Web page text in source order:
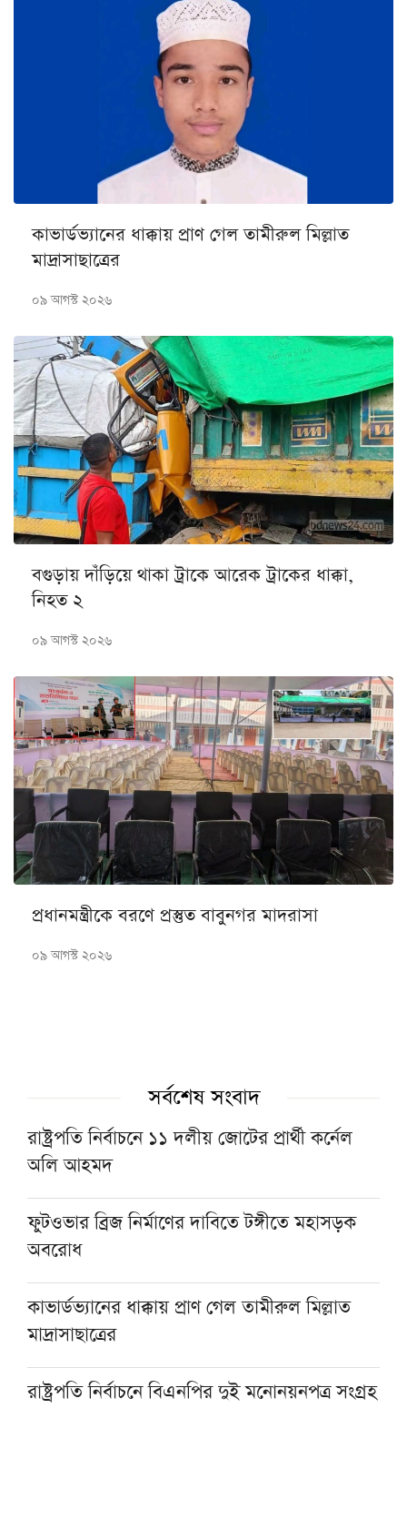
কাভার্ডভ্যানের ধাক্কায় প্রাণ গেল তামীরুল মিল্লাত
মাদ্রাসাছাত্রের
০৯ আগস্ট ২০২৬
বগুড়ায় দাঁড়িয়ে থাকা ট্রাকে আরেক ট্রাকের ধাক্কা,
নিহত ২
০৯ আগস্ট ২০২৬
প্রধানমন্ত্রীকে বরণে প্রস্তুত বাবুনগর মাদরাসা
০৯ আগস্ট ২০২৬
সর্বশেষ সংবাদ
রাষ্ট্রপতি নির্বাচনে ১১ দলীয় জোটের প্রার্থী কর্নেল
অলি আহমদ
ফুটওভার ব্রিজ নির্মাণের দাবিতে টঙ্গীতে মহাসড়ক
অবরোধ
কাভার্ডভ্যানের ধাক্কায় প্রাণ গেল তামীরুল মিল্লাত
মাদ্রাসাছাত্রের
রাষ্ট্রপতি নির্বাচনে বিএনপির দুই মনোনয়নপত্র সংগ্রহ